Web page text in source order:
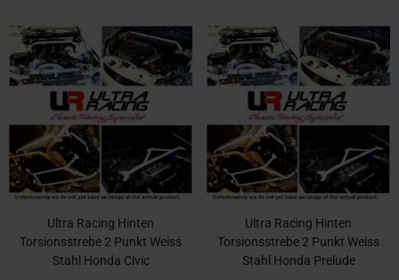
Ultra Racing Hinten
Torsionsstrebe 2 Punkt Weiss
Stahl Honda Civic
Ultra Racing Hinten
Torsionsstrebe 2 Punkt Weiss
Stahl Honda Prelude